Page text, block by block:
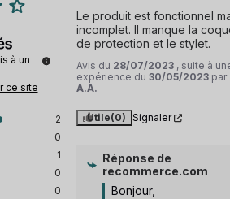
à un
ce site
2
0
1
0
0
Le produit est fonctionnel
incomplet. Il manque la
de protection et le stylet.
Avis du 28/07/2023 , suite à
expérience du 30/05/2023 par
A.A.
Utile(0) Signaler
Réponse de
recommerce.com
Bonjour,